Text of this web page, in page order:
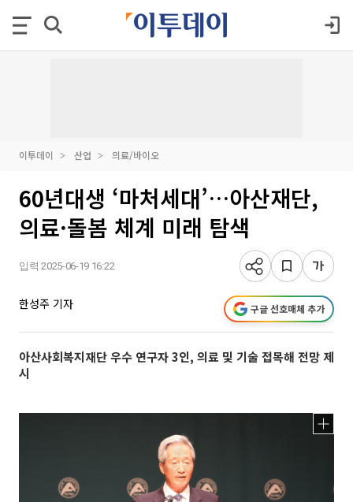
이투데이 산업 의료/바이오
60년대생 ‘마처세대’…아산재단,
의료·돌봄 체계 미래 탐색
입력 2025-06-19 16:22
한성주 기자 구글 선호매체 추가
아산사회복지재단 우수 연구자 3인, 의료 및 기술 접목해 전망 제
시